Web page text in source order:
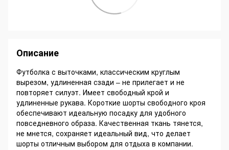
Описание
Футболка с выточками, классическим круглым
вырезом, удлиненная сзади – не прилегает и не
повторяет силуэт. Имеет свободный крой и
удлиненные рукава. Короткие шорты свободного кроя
обеспечивают идеальную посадку для удобного
повседневного образа. Качественная ткань тянется,
не мнется, сохраняет идеальный вид, что делает
шорты отличным выбором для отдыха в компании.